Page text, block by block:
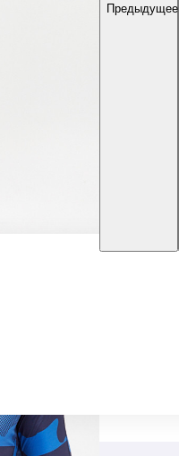
Предыдущее